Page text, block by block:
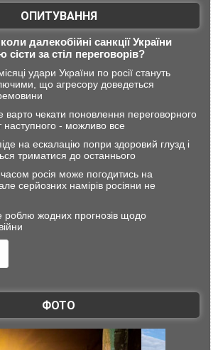
ОПИТУВАННЯ
далекобійні санкції України
сісти за стіл переговорів?
удари України по росії стануть
що агресору доведеться
варто чекати поновлення переговорного
наступного - можливо все
на ескалацію попри здоровий глузд і
триматися до останнього
росія може погодитись на
серйозних намірів росіяни не
роблю жодних прогнозів щодо
ФОТО